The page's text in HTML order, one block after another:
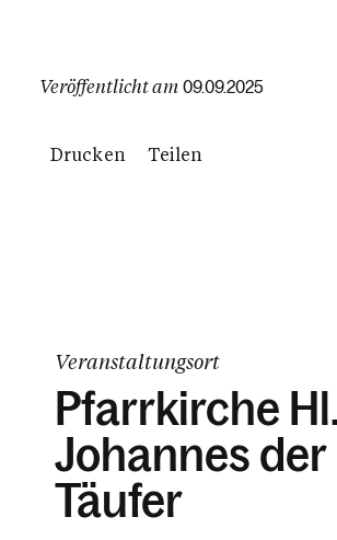
Veröffentlicht am 09.09.2025
Drucken Teilen
Veranstaltungsort
Pfarrkirche Hl.
Johannes der
Täufer